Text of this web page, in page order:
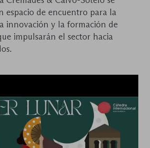
espacio de encuentro para la
innovación y la formación de
impulsarán el sector hacia